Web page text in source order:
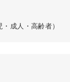
成人・高齢者）